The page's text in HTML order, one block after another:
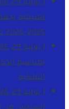
تعليمية
2025-2026
[ يوليو 29, 2026 ]
بمناسبة الذكرى الـ27
الملكية
[ يوليو 29, 2026 ]